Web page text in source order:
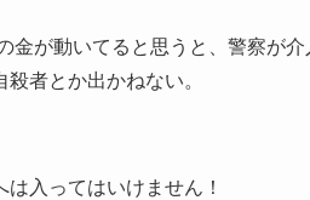
金が動いてると思うと、警察が
殺者とか出かねない。
は入ってはいけません！